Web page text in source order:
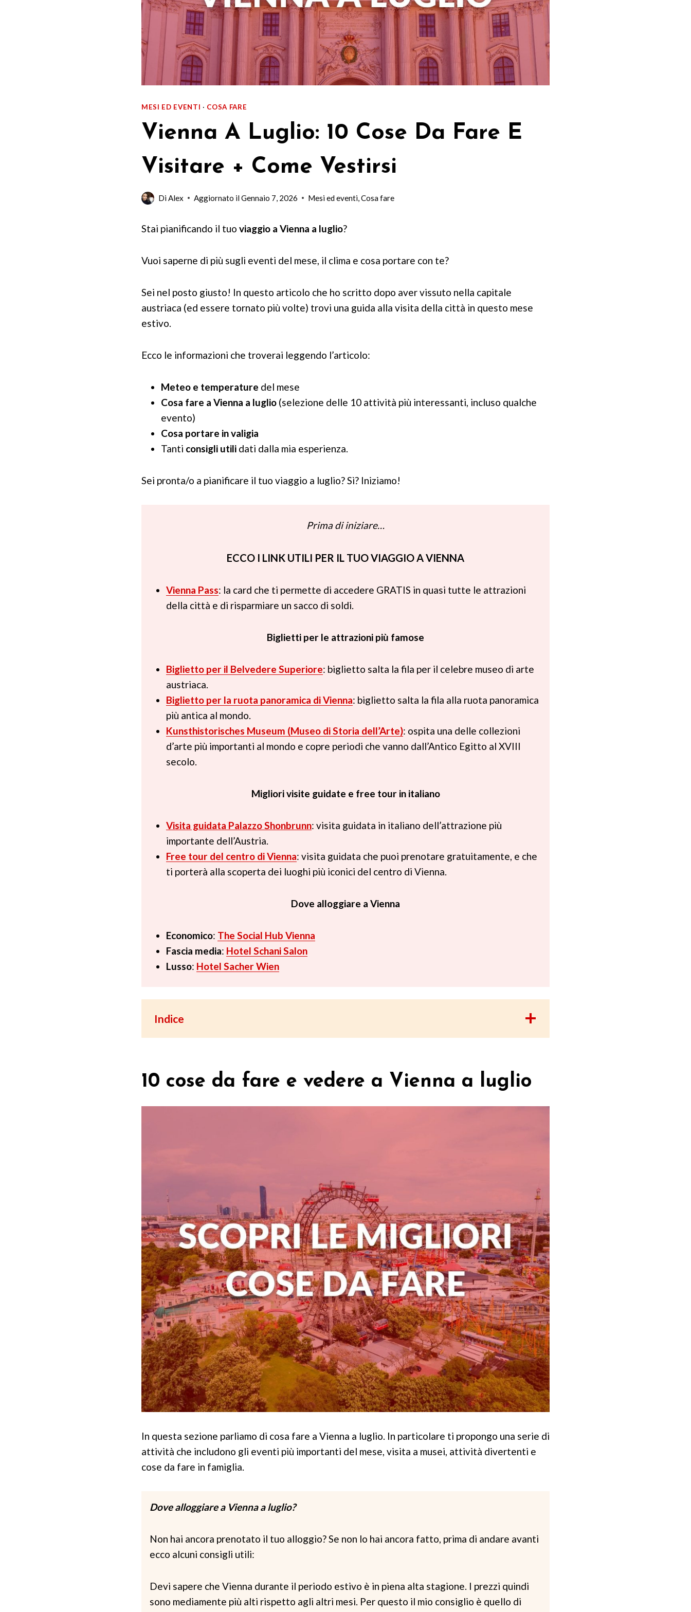
MESI ED EVENTI · COSA FARE
Vienna A Luglio: 10 Cose Da Fare E
Visitare + Come Vestirsi
DiAlex Aggiornato ilGennaio 7, 2026 Mesi ed eventi,Cosa fare
Stai pianificando il tuo viaggio a Vienna a luglio?
Vuoi saperne di più sugli eventi del mese, il clima e cosa portare con te?
Sei nel posto giusto! In questo articolo che ho scritto dopo aver vissuto nella capitale
austriaca (ed essere tornato più volte) trovi una guida alla visita della città in questo mese
estivo.
Ecco le informazioni che troverai leggendo l’articolo:
Meteo e temperature del mese
Cosa fare a Vienna a luglio (selezione delle 10 attività più interessanti, incluso qualche
evento)
Cosa portare in valigia
Tanti consigli utili dati dalla mia esperienza.
Sei pronta/o a pianificare il tuo viaggio a luglio? Sì? Iniziamo!
Prima di iniziare…
ECCO I LINK UTILI PER IL TUO VIAGGIO A VIENNA
Vienna Pass: la card che ti permette di accedere GRATIS in quasi tutte le attrazioni
della città e di risparmiare un sacco di soldi.
Biglietti per le attrazioni più famose
Biglietto per il Belvedere Superiore: biglietto salta la fila per il celebre museo di arte
austriaca.
Biglietto per la ruota panoramica di Vienna: biglietto salta la fila alla ruota panoramica
più antica al mondo.
Kunsthistorisches Museum (Museo di Storia dell’Arte): ospita una delle collezioni
d’arte più importanti al mondo e copre periodi che vanno dall’Antico Egitto al XVIII
secolo.
Migliori visite guidate e free tour in italiano
Visita guidata Palazzo Shonbrunn: visita guidata in italiano dell’attrazione più
importante dell’Austria.
Free tour del centro di Vienna: visita guidata che puoi prenotare gratuitamente, e che
ti porterà alla scoperta dei luoghi più iconici del centro di Vienna.
Dove alloggiare a Vienna
Economico: The Social Hub Vienna
Fascia media: Hotel Schani Salon
Lusso: Hotel Sacher Wien
Indice
10 cose da fare e vedere a Vienna a luglio
In questa sezione parliamo di cosa fare a Vienna a luglio. In particolare ti propongo una serie di
attività che includono gli eventi più importanti del mese, visita a musei, attività divertenti e
cose da fare in famiglia.
Dove alloggiare a Vienna a luglio?
Non hai ancora prenotato il tuo alloggio? Se non lo hai ancora fatto, prima di andare avanti
ecco alcuni consigli utili:
Devi sapere che Vienna durante il periodo estivo è in piena alta stagione. I prezzi quindi
sono mediamente più alti rispetto agli altri mesi. Per questo il mio consiglio è quello di